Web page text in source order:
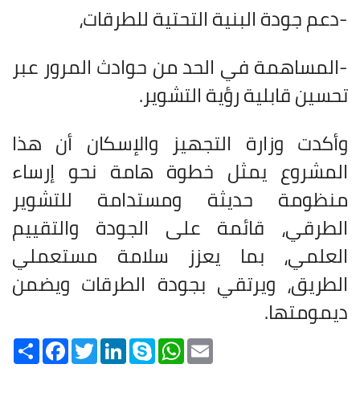
-دعم جودة البنية التحتية للطرقات،
-المساهمة في الحد من حوادث المرور عبر
تحسين قابلية رؤية التشوير.
وأكدت وزارة التجهيز والإسكان أن هذا
المشروع يمثل خطوة هامة نحو إرساء
منظومة حديثة ومستدامة للتشوير
الطرقي، قائمة على الجودة والتقييم
العلمي، بما يعزز سلامة مستعملي
الطريق، ويرتقي بجودة الطرقات ويضمن
ديمومتها.
Share FacebookTwitterLinkedInSkype WhatsApp